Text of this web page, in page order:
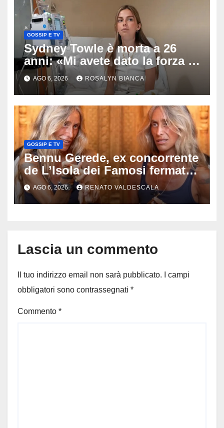
GOSSIP E TV
Sydney Towle è morta a 26
anni: «Mi avete dato la forza di
andare avanti», l’ultimo
messaggio dell’influencer
commuove i fan
AGO 6, 2026 ROSALYN BIANCA
GOSSIP E TV
Bennu Gerede, ex concorrente
de L’Isola dei Famosi fermata
dopo una diretta: cosa ha
mostrato e perché ora rischia
un processo
AGO 6, 2026 RENATO VALDESCALA
Lascia un commento
Il tuo indirizzo email non sarà pubblicato.
I campi
obbligatori sono contrassegnati *
Commento *